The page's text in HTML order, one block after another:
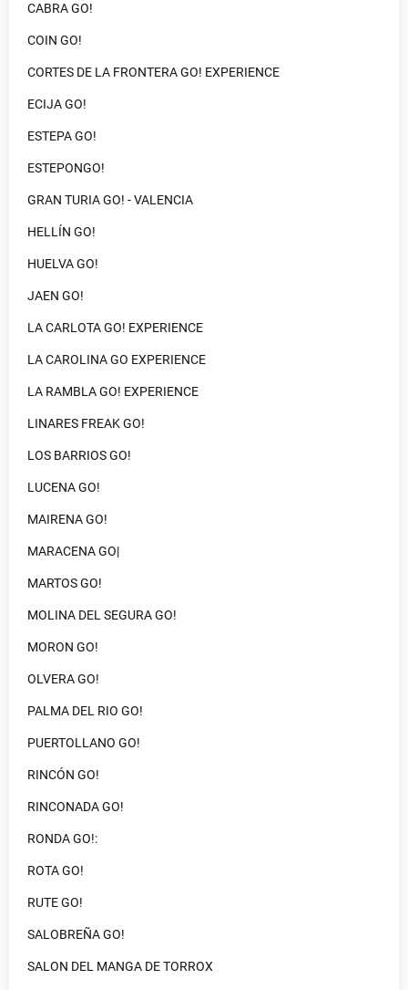
CABRA GO!
COIN GO!
CORTES DE LA FRONTERA GO! EXPERIENCE
ECIJA GO!
ESTEPA GO!
ESTEPONGO!
GRAN TURIA GO! - VALENCIA
HELLÍN GO!
HUELVA GO!
JAEN GO!
LA CARLOTA GO! EXPERIENCE
LA CAROLINA GO EXPERIENCE
LA RAMBLA GO! EXPERIENCE
LINARES FREAK GO!
LOS BARRIOS GO!
LUCENA GO!
MAIRENA GO!
MARACENA GO|
MARTOS GO!
MOLINA DEL SEGURA GO!
MORON GO!
OLVERA GO!
PALMA DEL RIO GO!
PUERTOLLANO GO!
RINCÓN GO!
RINCONADA GO!
RONDA GO!:
ROTA GO!
RUTE GO!
SALOBREÑA GO!
SALON DEL MANGA DE TORROX